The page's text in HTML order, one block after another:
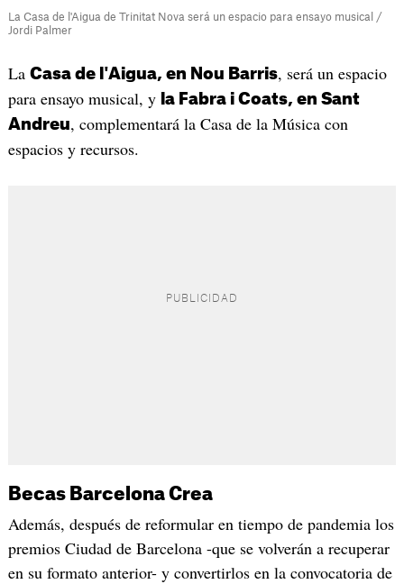
La Casa de l'Aigua de Trinitat Nova será un espacio para ensayo musical /
Jordi Palmer
La Casa de l'Aigua, en Nou Barris, será un espacio
para ensayo musical, y la Fabra i Coats, en Sant
Andreu, complementará la Casa de la Música con
espacios y recursos.
Becas Barcelona Crea
Además, después de reformular en tiempo de pandemia los
premios Ciudad de Barcelona -que se volverán a recuperar
en su formato anterior- y convertirlos en la convocatoria de